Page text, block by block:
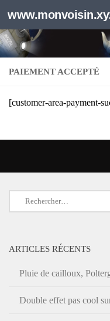
Au dessous du
PAIEMENT ACCEPTÉ
[cus­to­mer-area-pay­ment-
Rechercher :
ARTICLES RÉCENTS
Pluie de cailloux,
Double effet pas cool